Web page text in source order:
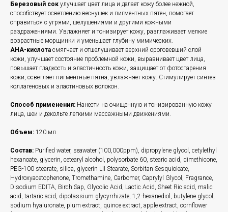
Березовый сок улучшает цвет лица и делает кожу более нежной,
способствует осветлению веснушек и пигментных пятен, помогает
справиться с угрями, шелушениями и другими кожными
раздражениями. Увлажняет и тонизирует кожу, разглаживает мелкие
возрастные морщинки и уменьшает глубину мимических.
AHA-кислота смягчает и отшелушивает верхний ороговевший слой
кожи, улучшает состояние проблемной кожи, выравнивает цвет лица,
повышает гладкость и эластичность кожи, защищает от фотостарения
кожи, осветляет пигментные пятна, увлажняет кожу. Стимулирует синтез
коллагеновых и эластиновых волокон.
Способ применения: Нанести на очищенную и тонизированную кожу
лица, шеи и декольте легкими массажными движениями.
Объем: 120 мл
Состав: Purified water, seawater (100,000ppm), dipropylene glycol, cetylethyl
hexanoate, glycerin, cetearyl alcohol, polysorbate 60, stearic acid, dimethicone,
PEG-100 stearate, silica, glycerin Lil Stearate, Sorbitan Sesquioleate,
Hydroxyacetophenone, Tromethamine, Carbomer, Caprylyl Glycol, Fragrance,
Disodium EDITA, Birch Sap, Glycolic Acid, Lactic Acid, Sheet Ric acid, malic
acid, tartaric acid, dipotassium glycyrrhizate, 1,2-hexanediol, butylene glycol,
sodium hyaluronate, plum extract, quince extract, apple extract, cornflower